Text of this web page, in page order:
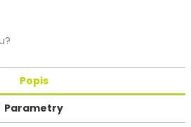
Popis
Parametry